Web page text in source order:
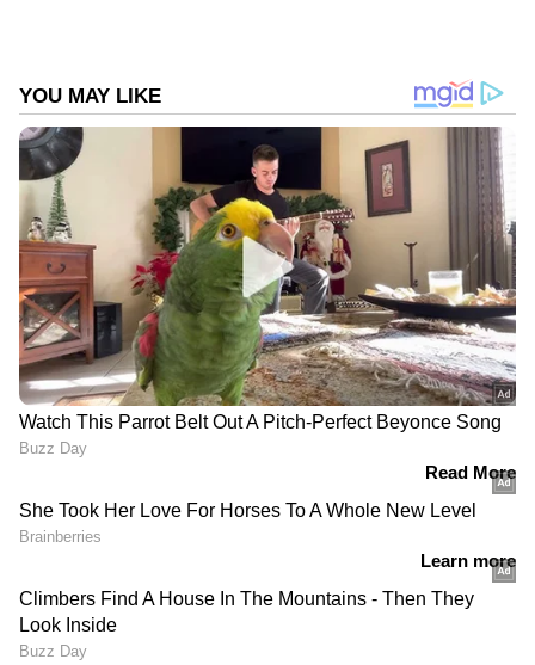
പറഞ്ഞപ്പോഴും പലരും പരിഹസിച്ചു കളിയാക്കി
ചിരിച്ചു. കുമ്മോജി ഇട്ട് രസിച്ചു. രജനികാന്തിന്
കഴിയാത്തത് വിജയ്ക്ക് കഴിയുമോ എന്ന്
കളിയാക്കി. അതെ രജനികാന്തിന് കഴിയാത്തത്
വിജയ്ക്ക് കഴിയും എന്നിപ്പോൾ
തെളിഞ്ഞിരിക്കുന്നു', എന്നാണ് ഒരു
ആരാധകന്റെ വാക്കുകൾ.
'അഴകിയ തമിഴ്മകൻ നീ താനേ.., ഇനി
കേരളത്തിൽ വി ഡി സതീശനും കൂടി മുഖ്യമന്ത്രി
ആയാൽ ജനങ്ങളുടെ തീരുമാനം ശരിയാണ്
എന്ന് തെളിയും, വിജയാശംസകൾ. നല്ലൊരു
ഭരണം നടത്താൻ സാധിക്കട്ടെ. നാട്ടിലുള്ള
സാധാരണക്കാരായ ജനങ്ങളെ ചേർത്തുപിടിച്ച്,
കാഴ്ചവെക്കാൻ സാധിക്കും, തമിഴ് ജനതക്ക്
നല്ലൊരു ഭരണം നൽകാൻ വിജയ്ക്ക് കഴിയട്ടെ